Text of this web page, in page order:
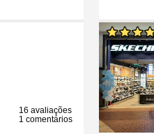
16 avaliações
1 comentários